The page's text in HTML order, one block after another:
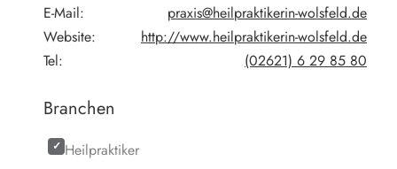
E-Mail:
praxis@heilpraktikerin-wolsfeld.de
Website:
http://www.heilpraktikerin-wolsfeld.de
Tel:
(02621) 6 29 85 80
Branchen
Heilpraktiker